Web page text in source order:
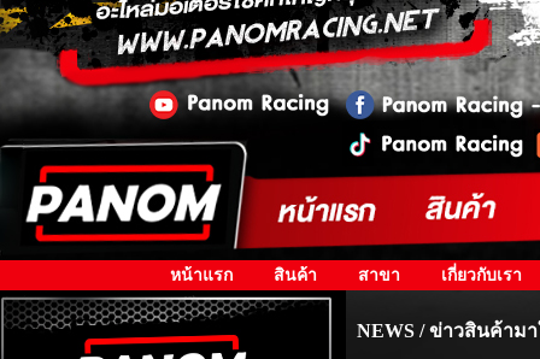
หน้าแรก สินค้า สาขา เกี่ยวกับเรา
NEWS / ข่าวสินค้าม